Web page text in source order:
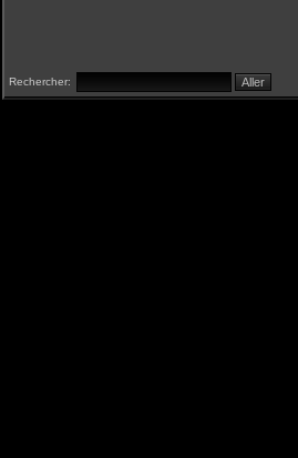
Rechercher: